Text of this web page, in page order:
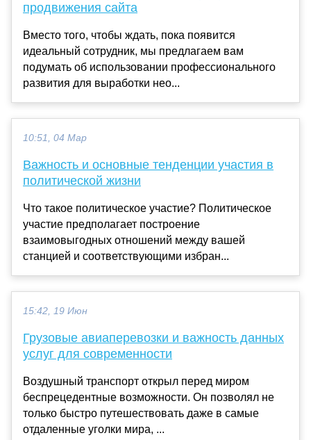
продвижения сайта
Вместо того, чтобы ждать, пока появится
идеальный сотрудник, мы предлагаем вам
подумать об использовании профессионального
развития для выработки нео...
10:51, 04 Мар
Важность и основные тенденции участия в
политической жизни
Что такое политическое участие? Политическое
участие предполагает построение
взаимовыгодных отношений между вашей
станцией и соответствующими избран...
15:42, 19 Июн
Грузовые авиаперевозки и важность данных
услуг для современности
Воздушный транспорт открыл перед миром
беспрецедентные возможности. Он позволял не
только быстро путешествовать даже в самые
отдаленные уголки мира, ...